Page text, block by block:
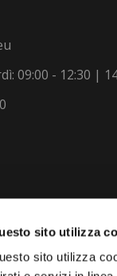
sito utilizza
sito utilizza
09:00 - 12:30 |
NUOVA AUTO?